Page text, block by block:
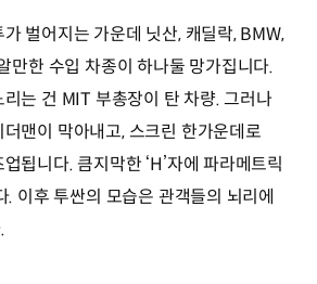
벌어지는 가운데 닛산, 캐딜락, BMW,
만한 수입 차종이 하나둘 망가집니다.
는 건 MIT 부총장이 탄 차량. 그러나
맨이 막아내고, 스크린 한가운데로
됩니다. 큼지막한 ‘H’자에 파라메트릭
이후 투싼의 모습은 관객들의 뇌리에